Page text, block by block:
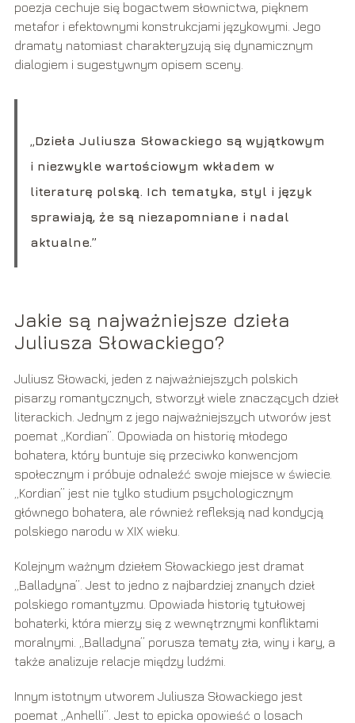
poezja cechuje się bogactwem słownictwa, pięknem
metafor i efektownymi konstrukcjami językowymi. Jego
dramaty natomiast charakteryzują się dynamicznym
dialogiem i sugestywnym opisem sceny.
„Dzieła Juliusza Słowackiego są wyjątkowym
i niezwykle wartościowym wkładem w
literaturę polską. Ich tematyka, styl i język
sprawiają, że są niezapomniane i nadal
aktualne.”
Jakie są najważniejsze dzieła
Juliusza Słowackiego?
Juliusz Słowacki, jeden z najważniejszych polskich
pisarzy romantycznych, stworzył wiele znaczących dzieł
literackich. Jednym z jego najważniejszych utworów jest
poemat „Kordian”. Opowiada on historię młodego
bohatera, który buntuje się przeciwko konwencjom
społecznym i próbuje odnaleźć swoje miejsce w świecie.
„Kordian” jest nie tylko studium psychologicznym
głównego bohatera, ale również refleksją nad kondycją
polskiego narodu w XIX wieku.
Kolejnym ważnym dziełem Słowackiego jest dramat
„Balladyna”. Jest to jedno z najbardziej znanych dzieł
polskiego romantyzmu. Opowiada historię tytułowej
bohaterki, która mierzy się z wewnętrznymi konfliktami
moralnymi. „Balladyna” porusza tematy zła, winy i kary, a
także analizuje relacje między ludźmi.
Innym istotnym utworem Juliusza Słowackiego jest
poemat „Anhelli”. Jest to epicka opowieść o losach